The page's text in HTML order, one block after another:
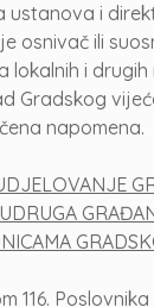
ustanova i
osnivač ili
lokalnih i
Gradskog
napomena.
116.